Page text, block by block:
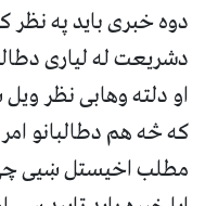
دوه خبری باید په
دشریعت له لیاری
او دلته وهابی نظر
که څه هم دطالبانو
مطلب اخیستل ښیی